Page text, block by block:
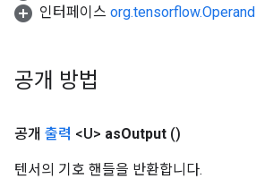
인터페이스 org.tensorflow.Operand
공개 방법
공개 출력 <U> asOutput ()
텐서의 기호 핸들을 반환합니다.